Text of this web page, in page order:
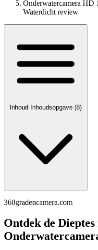
Onderwatercamera HD
Waterdicht review
Inhoud Inhoudsopgave (8)
360gradencamera.com
Ontdek de